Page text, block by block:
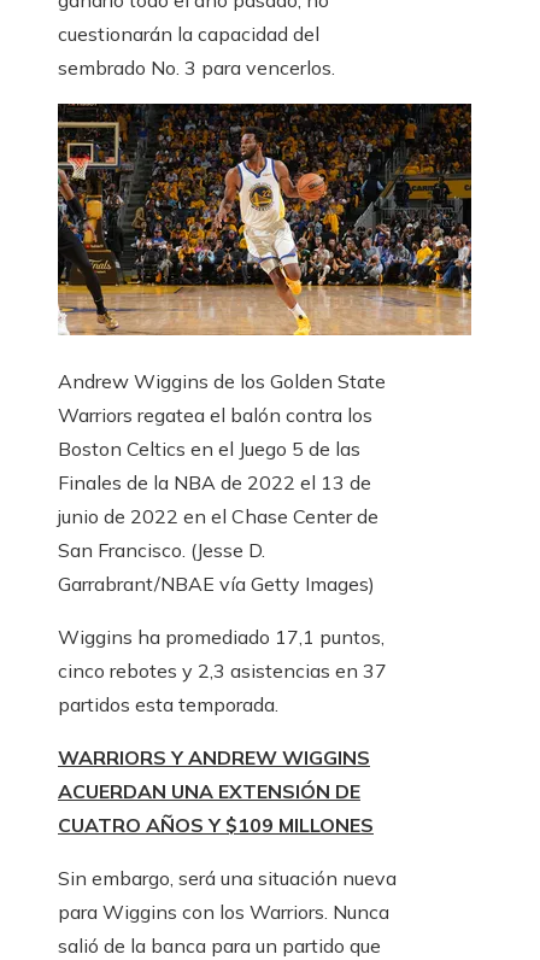
cuestionarán la capacidad del
sembrado No. 3 para vencerlos.
Andrew Wiggins de los Golden State
Warriors regatea el balón contra los
Boston Celtics en el Juego 5 de las
Finales de la NBA de 2022 el 13 de
junio de 2022 en el Chase Center de
San Francisco. (Jesse D.
Garrabrant/NBAE vía Getty Images)
Wiggins ha promediado 17,1 puntos,
cinco rebotes y 2,3 asistencias en 37
partidos esta temporada.
WARRIORS Y ANDREW WIGGINS
ACUERDAN UNA EXTENSIÓN DE
CUATRO AÑOS Y $109 MILLONES
Sin embargo, será una situación nueva
para Wiggins con los Warriors. Nunca
salió de la banca para un partido que